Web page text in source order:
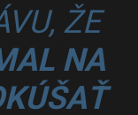
ŽE
NA